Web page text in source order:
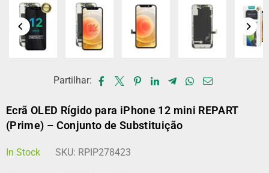
Partilhar:
Ecrã OLED Rígido para iPhone 12 mini REPART
(Prime) – Conjunto de Substituição
In Stock SKU: RPIP278423